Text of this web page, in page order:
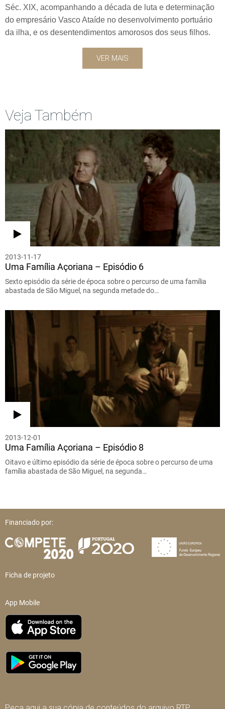
Séc. XIX, acompanhando a década de luta e determinação
do empresário Vasco Ataíde no desenvolvimento portuário
da ilha, e os desentendimentos amorosos dos seus filhos.
VER MAIS
Veja Também
2013-11-17
Uma Família Açoriana – Episódio 6
Sexto episódio da série de época sobre o percurso de uma família
abastada de São Miguel, na segunda metade do…
2013-12-01
Uma Família Açoriana – Episódio 8
Oitavo e último episódio da série de época sobre o percurso de uma
família abastada de São Miguel, na segunda…
Financiado por:
Ficha de projeto
App Mobile